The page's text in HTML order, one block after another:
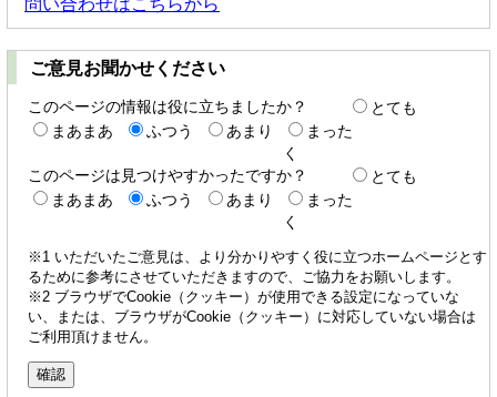
ご意見お聞かせください
このページの情報は役に立ちましたか？
とても
まあまあ
ふつう あまり
まった
く
このページは見つけやすかったですか？
とても
まあまあ
ふつう あまり
まった
く
※1 いただいたご意見は、より分かりやすく役に立つホームページとす
るために参考にさせていただきますので、ご協力をお願いします。
※2 ブラウザでCookie（クッキー）が使用できる設定になっていな
い、または、ブラウザがCookie（クッキー）に対応していない場合は
ご利用頂けません。